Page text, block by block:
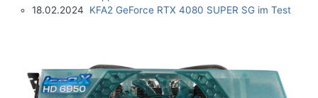
18.02.2024 KFA2 GeForce RTX 4080 SUPER SG im Test